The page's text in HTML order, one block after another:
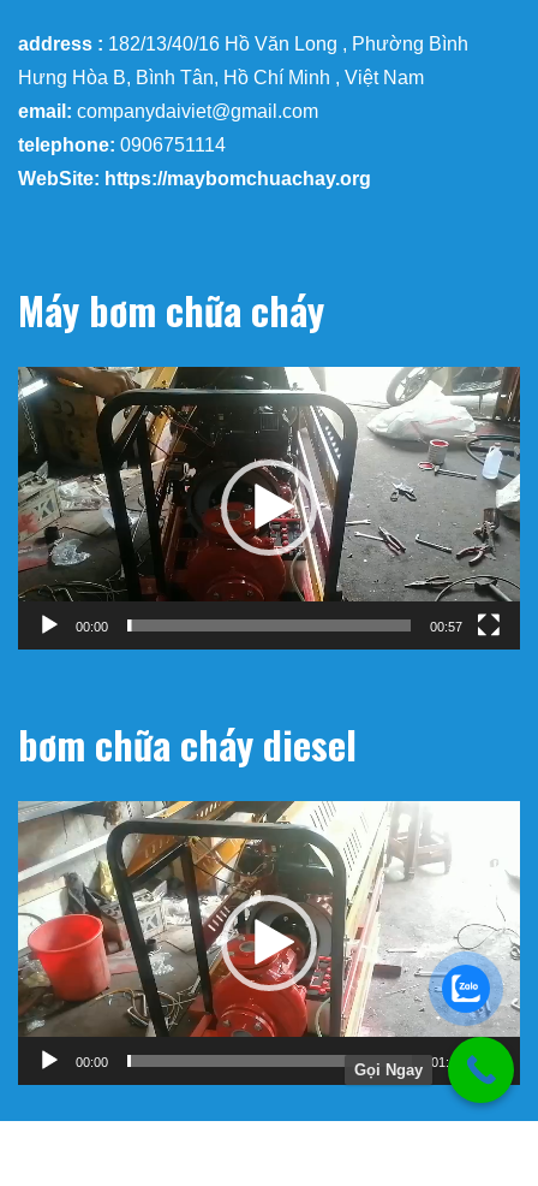
address : 182/13/40/16 Hồ Văn Long , Phường Bình
Hưng Hòa B, Bình Tân, Hồ Chí Minh , Việt Nam
email: companydaiviet@gmail.com
telephone: 0906751114
WebSite: https://maybomchuachay.org
Máy bơm chữa cháy
Trình
chơi
Video
00:00 00:57
bơm chữa cháy diesel
Trình
chơi
Video
00:00 01:11
Gọi Ngay